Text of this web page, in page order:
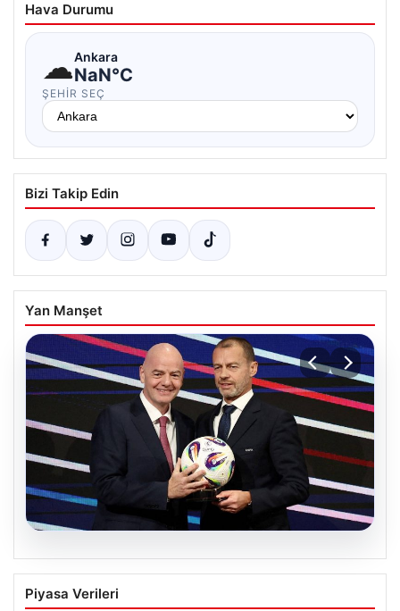
Hava Durumu
☁Ankara
NaN°C
ŞEHIR SEÇ
Bizi Takip Edin
Yan Manşet
FIFA’yı Boykot Kararı Alan UEFA Geri
Adım Atmıyor
Piyasa Verileri